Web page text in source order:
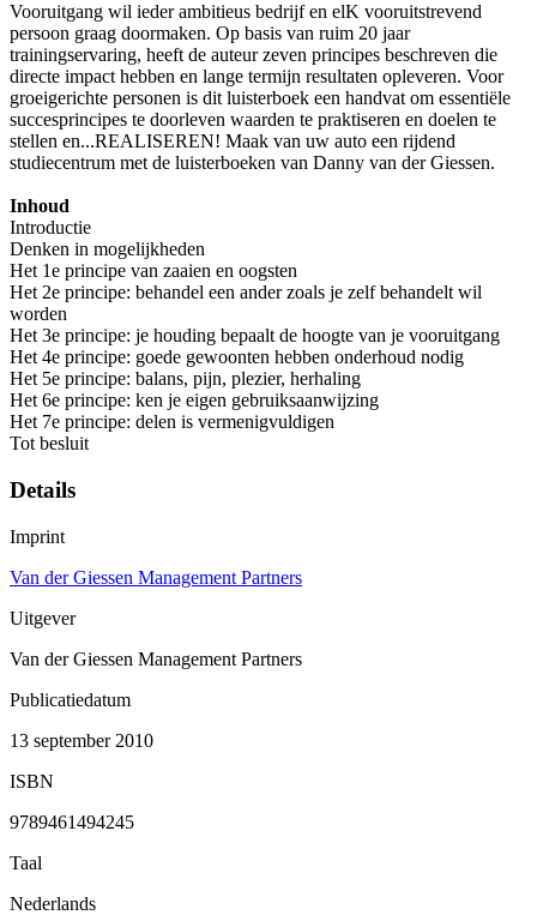
Vooruitgang wil ieder ambitieus bedrijf en elK vooruitstrevend
persoon graag doormaken. Op basis van ruim 20 jaar
trainingservaring, heeft de auteur zeven principes beschreven die
directe impact hebben en lange termijn resultaten opleveren. Voor
groeigerichte personen is dit luisterboek een handvat om essentiële
succesprincipes te doorleven waarden te praktiseren en doelen te
stellen en...REALISEREN! Maak van uw auto een rijdend
studiecentrum met de luisterboeken van Danny van der Giessen.
Inhoud
Introductie
Denken in mogelijkheden
Het 1e principe van zaaien en oogsten
Het 2e principe: behandel een ander zoals je zelf behandelt wil
worden
Het 3e principe: je houding bepaalt de hoogte van je vooruitgang
Het 4e principe: goede gewoonten hebben onderhoud nodig
Het 5e principe: balans, pijn, plezier, herhaling
Het 6e principe: ken je eigen gebruiksaanwijzing
Het 7e principe: delen is vermenigvuldigen
Tot besluit
Details
Imprint
Van der Giessen Management Partners
Uitgever
Van der Giessen Management Partners
Publicatiedatum
13 september 2010
ISBN
9789461494245
Taal
Nederlands